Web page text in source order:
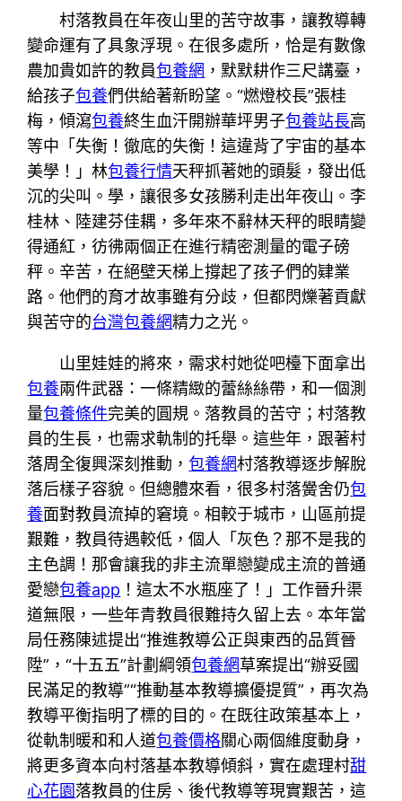
村落教員在年夜山里的苦守故事，讓教導轉
變命運有了具象浮現。在很多處所，恰是有數像
農加貴如許的教員包養網 ，默默耕作三尺講臺，
給孩子包養們供給著新盼望。“燃燈校長”張桂
梅，傾瀉包養終生血汗開辦華坪男子包養站長高
等中「失衡！徹底的失衡！這違背了宇宙的基本
美學！」林包養行情天秤抓著她的頭髮，發出低
沉的尖叫。學，讓很多女孩勝利走出年夜山。李
桂林、陸建芬佳耦，多年來不辭林天秤的眼睛變
得通紅，彷彿兩個正在進行精密測量的電子磅
秤。辛苦，在絕壁天梯上撐起了孩子們的肄業
路。他們的育才故事雖有分歧，但都閃爍著貢獻
與苦守的台灣包養網精力之光。
山里娃娃的將來，需求村她從吧檯下面拿出
包養兩件武器：一條精緻的蕾絲絲帶，和一個測
量包養條件完美的圓規。落教員的苦守；村落教
員的生長，也需求軌制的托舉。這些年，跟著村
落周全復興深刻推動，包養網村落教導逐步解脫
落后樣子容貌。但總體來看，很多村落黌舍仍包
養面對教員流掉的窘境。相較于城市，山區前提
艱難，教員待遇較低，個人「灰色？那不是我的
主色調！那會讓我的非主流單戀變成主流的普通
愛戀包養app ！這太不水瓶座了！」工作晉升渠
道無限，一些年青教員很難持久留上去。本年當
局任務陳述提出“推進教導公正與東西的品質晉
陞”，“十五五”計劃綱領包養網草案提出“辦妥國
民滿足的教導”“推動基本教導擴優提質”，再次為
教導平衡指明了標的目的。在既往政策基本上，
從軌制暖和和人道包養價格關心兩個維度動身，
將更多資本向村落基本教導傾斜，實在處理村甜
心花園落教員的住房、後代教導等現實艱苦，這